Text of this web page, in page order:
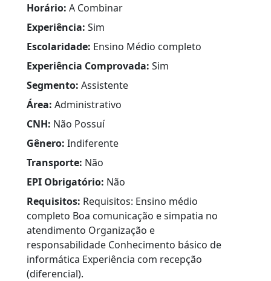
Horário: A Combinar
Experiência: Sim
Escolaridade: Ensino Médio completo
Experiência Comprovada: Sim
Segmento: Assistente
Área: Administrativo
CNH: Não Possuí
Gênero: Indiferente
Transporte: Não
EPI Obrigatório: Não
Requisitos: Requisitos: Ensino médio
completo Boa comunicação e simpatia no
atendimento Organização e
responsabilidade Conhecimento básico de
informática Experiência com recepção
(diferencial).